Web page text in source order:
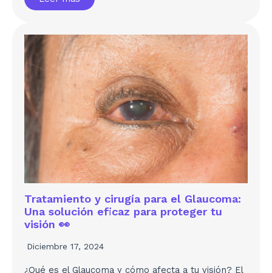
Tratamiento y cirugía para el Glaucoma:
Una solución eficaz para proteger tu
visión 👀
Diciembre 17, 2024
¿Qué es el Glaucoma y cómo afecta a tu visión? El